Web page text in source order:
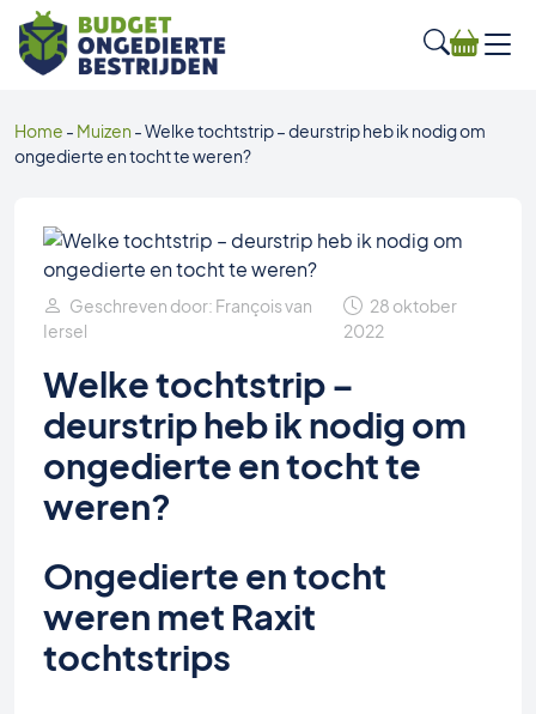
Home - Muizen -Welke tochtstrip – deurstrip heb ik nodig om
ongedierte en tocht te weren?
Geschreven door: François van
Iersel
28 oktober
2022
Welke tochtstrip –
deurstrip heb ik nodig om
ongedierte en tocht te
weren?
Ongedierte en tocht
weren met Raxit
tochtstrips